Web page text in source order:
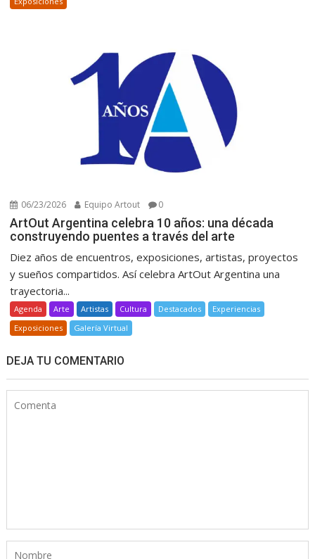
06/23/2026 Equipo Artout 0
ArtOut Argentina celebra 10 años: una década
construyendo puentes a través del arte
Diez años de encuentros, exposiciones, artistas, proyectos
y sueños compartidos. Así celebra ArtOut Argentina una
trayectoria...
Agenda Arte Artistas Cultura Destacados
Experiencias
Exposiciones
Galería Virtual
DEJA TU COMENTARIO